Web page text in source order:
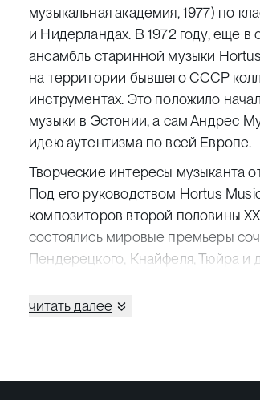
музыкальная академия, 1977) по
и Нидерландах. В 1972 году, еще в
ансамбль старинной музыки
на территории бывшего СССР
инструментах. Это положило
музыки в Эстонии, а сам Андрес
идею аутентизма по всей Европе.
Творческие интересы музыканта
Под его руководством Hortus
композиторов второй половины
состоялись мировые премьеры
Пендерецкого, Кнайфеля, Тюйра и
и авторами наших дней
Андрес Мустонен сотрудничает
читать далее